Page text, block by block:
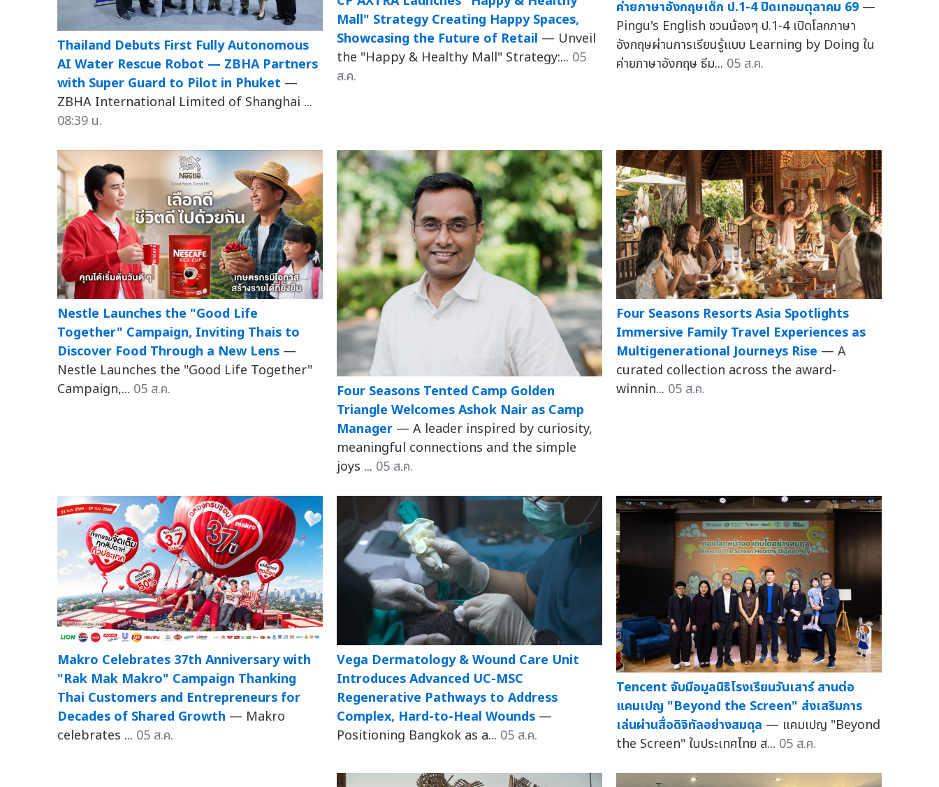
Thailand Debuts First Fully Autonomous
AI Water Rescue Robot — ZBHA Partners
with Super Guard to Pilot in Phuket —
ZBHA International Limited of Shanghai ...
08:39 น.
Mall" Strategy Creating Happy Spaces,
Showcasing the Future of Retail — Unveil
the "Happy & Healthy Mall" Strategy:... 05
ส.ค.
ค่ายภาษาอังกฤษเด็ก ป.1-4 ปิดเทอมตุลาคม 69 —
Pingu's English ชวนน้องๆ ป.1-4 เปิดโลกภาษา
อังกฤษผ่านการเรียนรู้แบบ Learning by Doing ใน
ค่ายภาษาอังกฤษ ธีม... 05 ส.ค.
Nestle Launches the "Good Life
Together" Campaign, Inviting Thais to
Discover Food Through a New Lens —
Nestle Launches the "Good Life Together"
Campaign,... 05 ส.ค.
Four Seasons Tented Camp Golden
Triangle Welcomes Ashok Nair as Camp
Manager — A leader inspired by curiosity,
meaningful connections and the simple
joys ... 05 ส.ค.
Four Seasons Resorts Asia Spotlights
Immersive Family Travel Experiences as
Multigenerational Journeys Rise — A
curated collection across the award-
winnin... 05 ส.ค.
Makro Celebrates 37th Anniversary with
"Rak Mak Makro" Campaign Thanking
Thai Customers and Entrepreneurs for
Decades of Shared Growth — Makro
celebrates ... 05 ส.ค.
Vega Dermatology & Wound Care Unit
Introduces Advanced UC-MSC
Regenerative Pathways to Address
Complex, Hard-to-Heal Wounds —
Positioning Bangkok as a... 05 ส.ค.
Tencent จับมือมูลนิธิโรงเรียนวันเสาร์ สานต่อ
แคมเปญ "Beyond the Screen" ส่งเสริมการ
เล่นผ่านสื่อดิจิทัลอย่างสมดุล — แคมเปญ "Beyond
the Screen" ในประเทศไทย ส... 05 ส.ค.